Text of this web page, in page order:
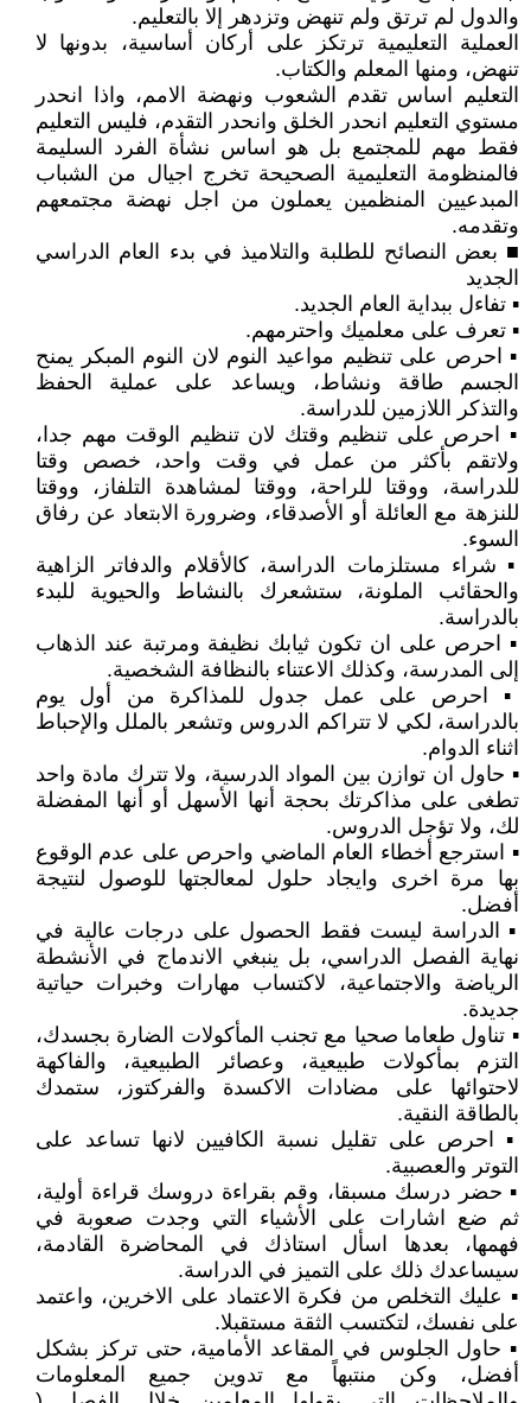
والدول لم ترتق ولم تنهض وتزدهر إلا بالتعليم.
العملية التعليمية ترتكز على أركان أساسية، بدونها لا
تنهض، ومنها المعلم والكتاب.
التعليم اساس تقدم الشعوب ونهضة الامم، واذا انحدر
مستوي التعليم انحدر الخلق وانحدر التقدم، فليس التعليم
فقط مهم للمجتمع بل هو اساس نشأة الفرد السليمة
فالمنظومة التعليمية الصحيحة تخرج اجيال من الشباب
المبدعيين المنظمين يعملون من اجل نهضة مجتمعهم
وتقدمه.
■ بعض النصائح للطلبة والتلاميذ في بدء العام الدراسي
الجديد
▪︎ تفاءل ببداية العام الجديد.
▪︎ تعرف على معلميك واحترمهم.
▪︎ احرص على تنظيم مواعيد النوم لان النوم المبكر يمنح
الجسم طاقة ونشاط، ويساعد على عملية الحفظ
والتذكر اللازمين للدراسة.
▪︎ احرص على تنظيم وقتك لان تنظيم الوقت مهم جدا،
ولاتقم بأكثر من عمل في وقت واحد، خصص وقتا
للدراسة، ووقتا للراحة، ووقتا لمشاهدة التلفاز، ووقتا
للنزهة مع العائلة أو الأصدقاء، وضرورة الابتعاد عن رفاق
السوء.
▪︎ شراء مستلزمات الدراسة، كالأقلام والدفاتر الزاهية
والحقائب الملونة، ستشعرك بالنشاط والحيوية للبدء
بالدراسة.
▪︎ احرص على ان تكون ثيابك نظيفة ومرتبة عند الذهاب
إلى المدرسة، وكذلك الاعتناء بالنظافة الشخصية.
▪︎ احرص على عمل جدول للمذاكرة من أول يوم
بالدراسة، لكي لا تتراكم الدروس وتشعر بالملل والإحباط
اثناء الدوام.
▪︎ حاول ان توازن بين المواد الدرسية، ولا تترك مادة واحد
تطغى على مذاكرتك بحجة أنها الأسهل أو أنها المفضلة
لك، ولا تؤجل الدروس.
▪︎ استرجع أخطاء العام الماضي واحرص على عدم الوقوع
بها مرة اخرى وايجاد حلول لمعالجتها للوصول لنتيجة
أفضل.
▪︎ الدراسة ليست فقط الحصول على درجات عالية في
نهاية الفصل الدراسي، بل ينبغي الاندماج في الأنشطة
الرياضة والاجتماعية، لاكتساب مهارات وخبرات حياتية
جديدة.
▪︎ تناول طعاما صحيا مع تجنب المأكولات الضارة بجسدك،
التزم بمأكولات طبيعية، وعصائر الطبيعية، والفاكهة
لاحتوائها على مضادات الاكسدة والفركتوز، ستمدك
بالطاقة النقية.
▪︎ احرص على تقليل نسبة الكافيين لانها تساعد على
التوتر والعصبية.
▪︎ حضر درسك مسبقا، وقم بقراءة دروسك قراءة أولية،
ثم ضع اشارات على الأشياء التي وجدت صعوبة في
فهمها، بعدها اسأل استاذك في المحاضرة القادمة،
سيساعدك ذلك على التميز في الدراسة.
▪︎ عليك التخلص من فكرة الاعتماد على الاخرين، واعتمد
على نفسك، لتكتسب الثقة مستقبلا.
▪︎ حاول الجلوس في المقاعد الأمامية، حتى تركز بشكل
أفضل، وكن منتبهاً مع تدوين جميع المعلومات